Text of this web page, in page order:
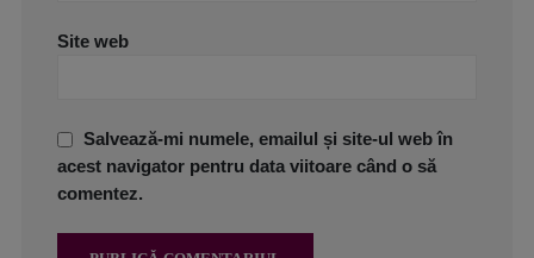
Site web
Salvează-mi numele, emailul și site-ul web în
acest navigator pentru data viitoare când o să
comentez.